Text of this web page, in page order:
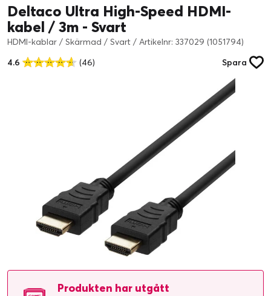
Deltaco Ultra High-Speed HDMI-
kabel / 3m - Svart
HDMI-kablar / Skärmad / Svart / Artikelnr: 337029 (1051794)
4.6
(46) Spara
Produkten har utgått